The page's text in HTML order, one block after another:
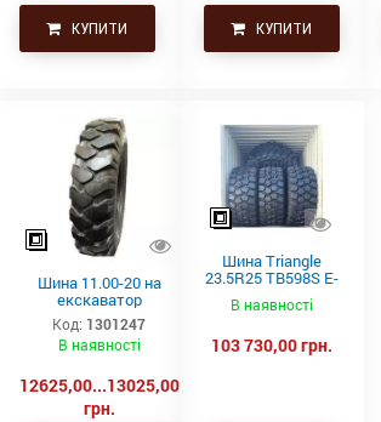
КУПИТИ КУПИТИ
Шина 11.00-20 на
екскаватор
Код: 1301247
В наявності
12625,00...13025,00
грн.
Шина Triangle
23.5R25 TB598S E-
4 201A2/185B
В наявності
103 730,00 грн.